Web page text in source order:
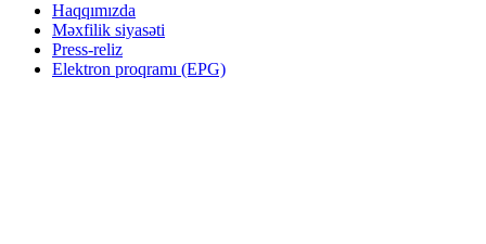
Haqqımızda
Məxfilik siyasəti
Press-reliz
Elektron proqramı (EPG)